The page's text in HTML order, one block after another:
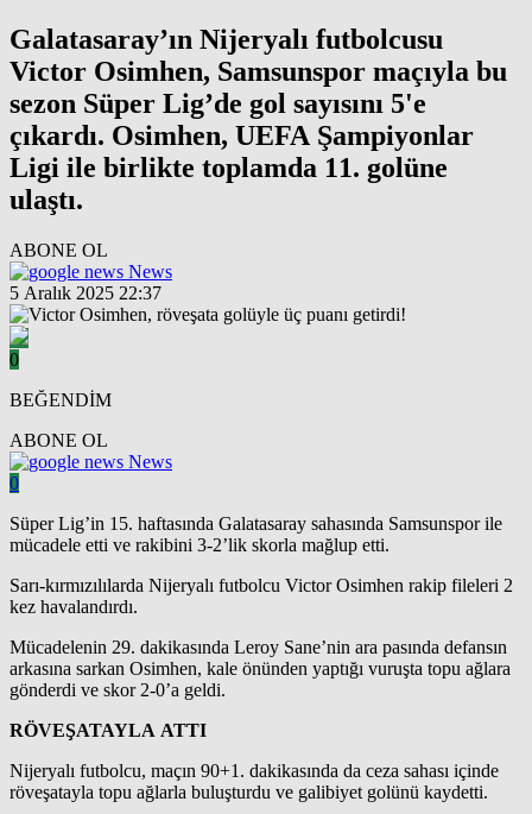
Galatasaray’ın Nijeryalı futbolcusu
Victor Osimhen, Samsunspor maçıyla bu
sezon Süper Lig’de gol sayısını 5'e
çıkardı. Osimhen, UEFA Şampiyonlar
Ligi ile birlikte toplamda 11. golüne
ulaştı.
ABONE OL
News
5 Aralık 2025 22:37
0
BEĞENDİM
ABONE OL
News
0
Süper Lig’in 15. haftasında Galatasaray sahasında Samsunspor ile
mücadele etti ve rakibini 3-2’lik skorla mağlup etti.
Sarı-kırmızılılarda Nijeryalı futbolcu Victor Osimhen rakip fileleri 2
kez havalandırdı.
Mücadelenin 29. dakikasında Leroy Sane’nin ara pasında defansın
arkasına sarkan Osimhen, kale önünden yaptığı vuruşta topu ağlara
gönderdi ve skor 2-0’a geldi.
RÖVEŞATAYLA ATTI
Nijeryalı futbolcu, maçın 90+1. dakikasında da ceza sahası içinde
röveşatayla topu ağlarla buluşturdu ve galibiyet golünü kaydetti.